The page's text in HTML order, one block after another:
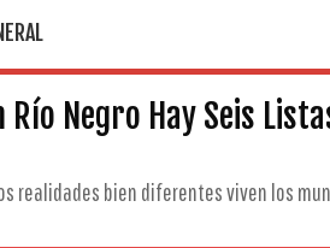
Río Negro Hay Seis
realidades bien diferentes viven los